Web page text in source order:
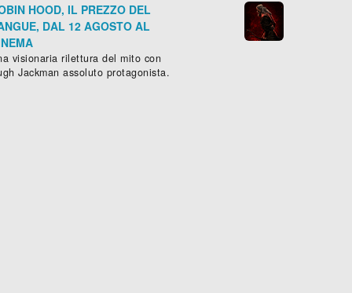
HOOD, IL PREZZO DEL
DAL 12 AGOSTO AL
visionaria rilettura del mito con
Jackman assoluto protagonista.